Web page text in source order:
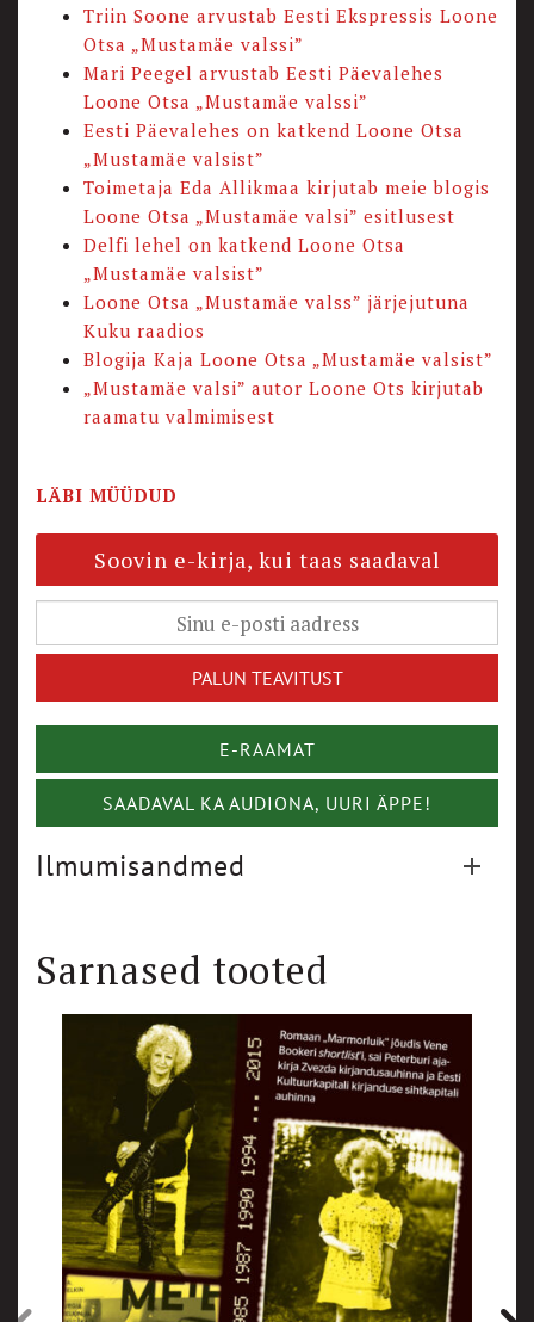
Triin Soone arvustab Eesti Ekspressis Loone
Otsa „Mustamäe valssi”
Mari Peegel arvustab Eesti Päevalehes
Loone Otsa „Mustamäe valssi”
Eesti Päevalehes on katkend Loone Otsa
„Mustamäe valsist”
Toimetaja Eda Allikmaa kirjutab meie blogis
Loone Otsa „Mustamäe valsi” esitlusest
Delfi lehel on katkend Loone Otsa
„Mustamäe valsist”
Loone Otsa „Mustamäe valss” järjejutuna
Kuku raadios
Blogija Kaja Loone Otsa „Mustamäe valsist”
„Mustamäe valsi” autor Loone Ots kirjutab
raamatu valmimisest
LÄBI MÜÜDUD
Soovin e-kirja, kui taas saadaval
E-RAAMAT
SAADAVAL KA AUDIONA, UURI ÄPPE!
Ilmumisandmed
Sarnased tooted